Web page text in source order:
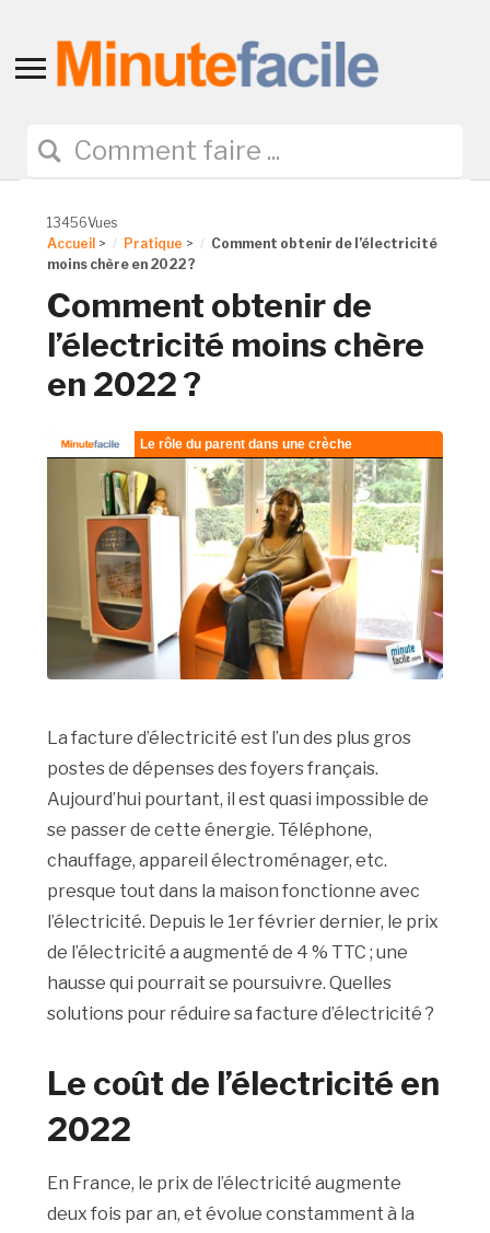
Toggle
navigation
13456Vues
Accueil > Pratique >
Comment obtenir de l’électricité
moins chère en 2022 ?
Comment obtenir de
l’électricité moins chère
en 2022 ?
La facture d’électricité est l’un des plus gros
postes de dépenses des foyers français.
Aujourd’hui pourtant, il est quasi impossible de
se passer de cette énergie. Téléphone,
chauffage, appareil électroménager, etc.
presque tout dans la maison fonctionne avec
l’électricité. Depuis le 1er février dernier, le prix
de l’électricité a augmenté de 4 % TTC ; une
hausse qui pourrait se poursuivre. Quelles
solutions pour réduire sa facture d’électricité ?
Le coût de l’électricité en
2022
En France, le prix de l’électricité augmente
deux fois par an, et évolue constamment à la